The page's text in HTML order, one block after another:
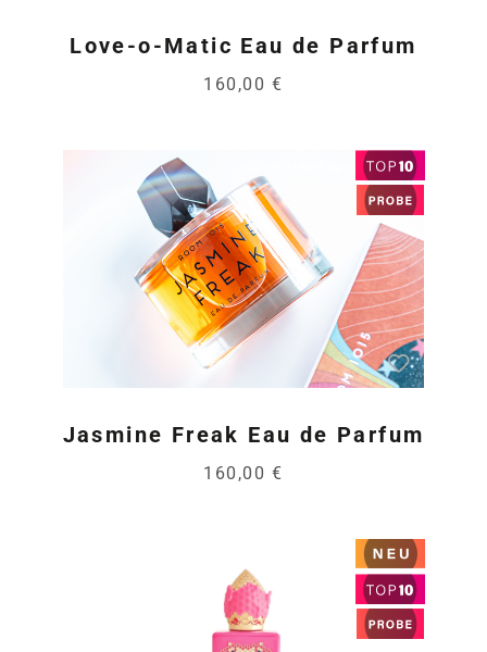
Love-o-Matic Eau de Parfum
160,00 €
Jasmine Freak Eau de Parfum
160,00 €